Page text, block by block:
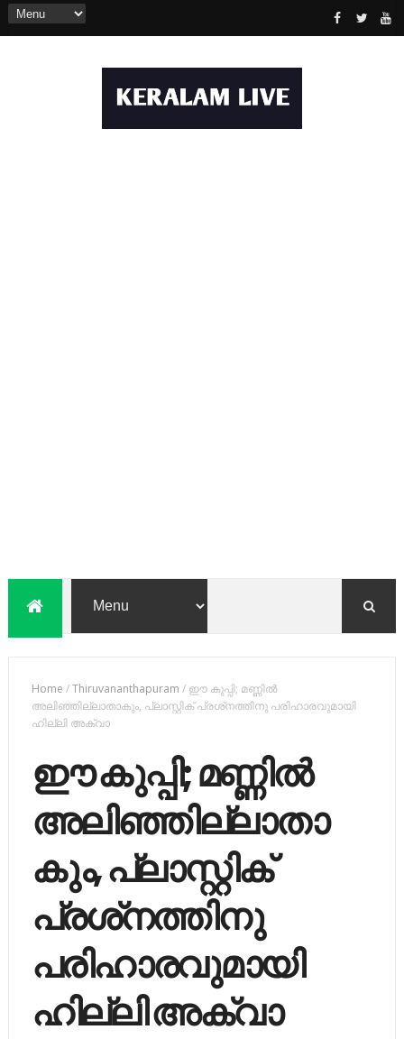
Home /Thiruvananthapuram / ഈ കുപ്പി; മണ്ണില്‍
അലിഞ്ഞില്ലാതാകും, പ്ലാസ്റ്റിക് പ്രശ്‌നത്തിനു പരിഹാരവുമായി
ഹില്ലി അക്വാ
ഈ കുപ്പി; മണ്ണില്‍
അലിഞ്ഞില്ലാതാ
കും, പ്ലാസ്റ്റിക്
പ്രശ്‌നത്തിനു
പരിഹാരവുമായി
ഹില്ലി അക്വാ